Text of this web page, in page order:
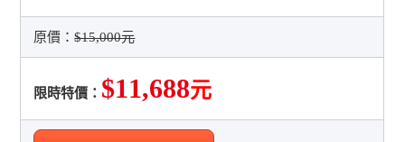
原價：$15,000元
限時特價： $11,688元